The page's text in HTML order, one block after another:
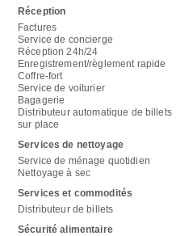
Réception
Factures
Service de concierge
Réception 24h/24
Enregistrement/règlement rapide
Coffre-fort
Service de voiturier
Bagagerie
Distributeur automatique de billets
sur place
Services de nettoyage
Service de ménage quotidien
Nettoyage à sec
Services et commodités
Distributeur de billets
Sécurité alimentaire